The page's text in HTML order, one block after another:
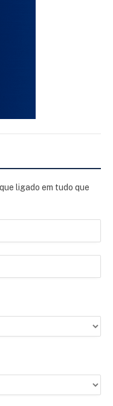
ligado em tudo que